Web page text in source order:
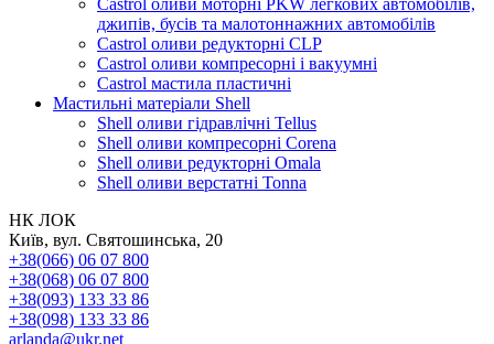
джипів, бусів та малотоннажних автомобілів
Castrol оливи редукторні CLP
Castrol оливи компресорні і вакуумні
Castrol мастила пластичні
Мастильні матеріали Shell
Shell оливи гідравлічні Tellus
Shell оливи компресорні Corena
Shell оливи редукторні Omala
Shell оливи верстатні Tonna
НК ЛОК
Київ, вул. Святошинська, 20
+38(066) 06 07 800
+38(068) 06 07 800
+38(093) 133 33 86
+38(098) 133 33 86
arlanda@ukr.net